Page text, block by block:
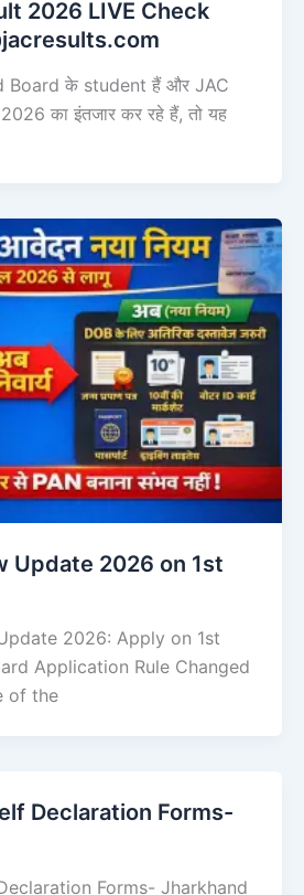
2026 LIVE Check
Board के student हैं और JAC
का इंतजार कर रहे हैं, तो यह
Update 2026 on 1st
2026: Apply on 1st
Application Rule Changed
of the
Declaration Forms-
Forms- Jharkhand